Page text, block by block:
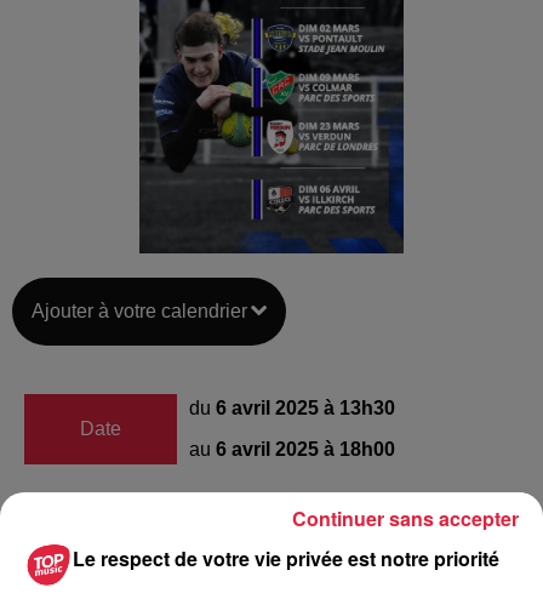
Ajouter à votre calendrier
Date
du 6 avril 2025 à 13h30
au 6 avril 2025 à 18h00
Lieu
Haguenau
Le respect de votre vie privée est notre priorité
Continuer sans accepter